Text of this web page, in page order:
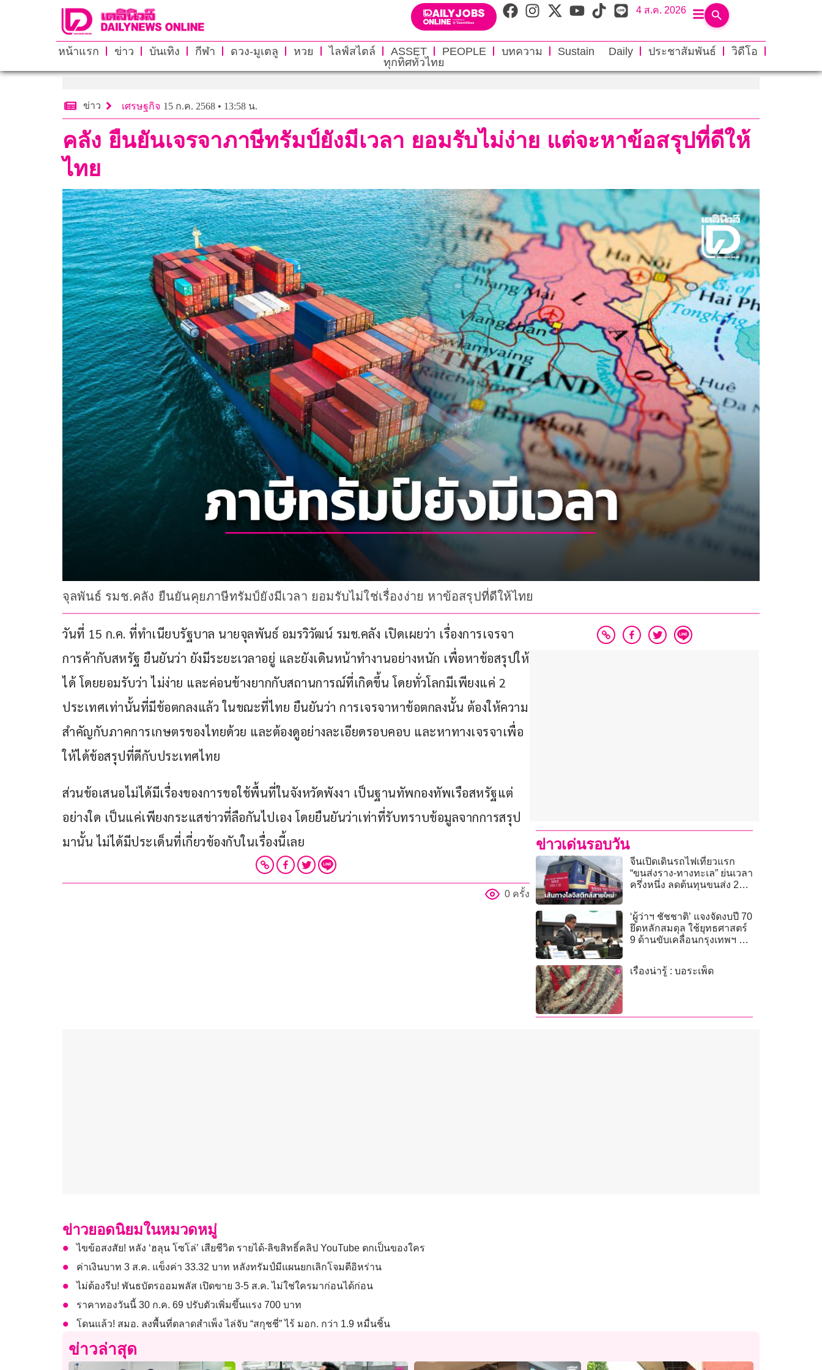
4 ส.ค. 2026
หน้าแรก ข่าว บันเทิง กีฬา ดวง-มูเตลู หวย ไลฟ์สไตล์ ASSET PEOPLE บทความ Sustain Daily ประชาสัมพันธ์
วิดีโอ
ทุกทิศทั่วไทย
ข่าว เศรษฐกิจ 15 ก.ค. 2568 • 13:58 น.
คลัง ยืนยันเจรจาภาษีทรัมป์ยังมีเวลา ยอมรับไม่ง่าย แต่จะหาข้อสรุปที่ดีให้
ไทย
จุลพันธ์ รมช.คลัง ยืนยันคุยภาษีทรัมป์ยังมีเวลา ยอมรับไม่ใช่เรื่องง่าย หาข้อสรุปที่ดีให้ไทย
วันที่ 15 ก.ค. ที่ทำเนียบรัฐบาล นายจุลพันธ์ อมรวิวัฒน์ รมช.คลัง เปิดเผยว่า เรื่องการเจรจา
การค้ากับสหรัฐ ยืนยันว่า ยังมีระยะเวลาอยู่ และยังเดินหน้าทำงานอย่างหนัก เพื่อหาข้อสรุปให้
ได้ โดยยอมรับว่า ไม่ง่าย และค่อนข้างยากกับสถานการณ์ที่เกิดขึ้น โดยทั่วโลกมีเพียงแค่ 2
ประเทศเท่านั้นที่มีข้อตกลงแล้ว ในขณะที่ไทย ยืนยันว่า การเจรจาหาข้อตกลงนั้น ต้องให้ความ
สำคัญกับภาคการเกษตรของไทยด้วย และต้องดูอย่างละเอียดรอบคอบ และหาทางเจรจาเพื่อ
ให้ได้ข้อสรุปที่ดีกับประเทศไทย
ส่วนข้อเสนอไม่ได้มีเรื่องของการขอใช้พื้นที่ในจังหวัดพังงา เป็นฐานทัพกองทัพเรือสหรัฐแต่
อย่างใด เป็นแค่เพียงกระแสข่าวที่ลือกันไปเอง โดยยืนยันว่าเท่าที่รับทราบข้อมูลจากการสรุป
มานั้น ไม่ได้มีประเด็นที่เกี่ยวข้องกับในเรื่องนี้เลย
0 ครั้ง
ข่าวเด่นรอบวัน
จีนเปิดเดินรถไฟเที่ยวแรก
“ขนส่งราง-ทางทะเล” ย่นเวลา
ครึ่งหนึ่ง ลดต้นทุนขนส่ง 20%
‘ผู้ว่าฯ ชัชชาติ’ แจงจัดงบปี 70
ยึดหลักสมดุล ใช้ยุทธศาสตร์
9 ด้านขับเคลื่อนกรุงเทพฯ สู่
เรื่องน่ารู้ : บอระเพ็ด
ข่าวยอดนิยมในหมวดหมู่
ไขข้อสงสัย! หลัง ‘ฮลุน โซโล่’ เสียชีวิต รายได้-ลิขสิทธิ์คลิป YouTube ตกเป็นของใคร
ค่าเงินบาท 3 ส.ค. แข็งค่า 33.32 บาท หลังทรัมป์มีแผนยกเลิกโจมตีอิหร่าน
ไม่ต้องรีบ! พันธบัตรออมพลัส เปิดขาย 3-5 ส.ค. ไม่ใช่ใครมาก่อนได้ก่อน
ราคาทองวันนี้ 30 ก.ค. 69 ปรับตัวเพิ่มขึ้นแรง 700 บาท
โดนแล้ว! สมอ. ลงพื้นที่ตลาดสำเพ็ง ไล่จับ “สกุชชี่” ไร้ มอก. กว่า 1.9 หมื่นชิ้น
ข่าวล่าสุด